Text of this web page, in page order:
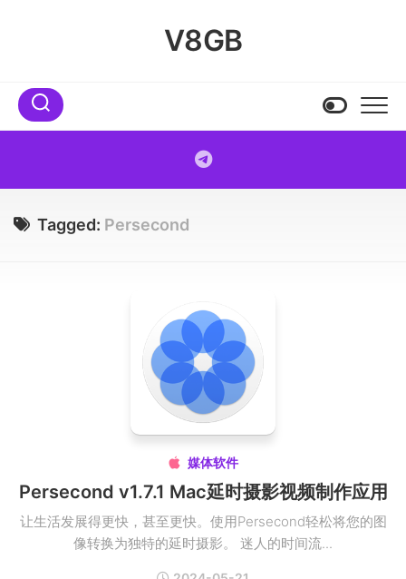
V8GB
Tagged: Persecond
 媒体软件
Persecond v1.7.1 Mac延时摄影视频制作应用
让生活发展得更快，甚至更快。使用Persecond轻松将您的图
像转换为独特的延时摄影。 迷人的时间流...